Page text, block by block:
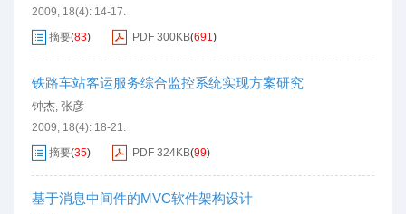
2009, 18(4): 14-17.
摘要(83) PDF 300KB(691)
铁路车站客运服务综合监控系统实现方案研究
钟杰, 张彦
2009, 18(4): 18-21.
摘要(35) PDF 324KB(99)
基于消息中间件的MVC软件架构设计